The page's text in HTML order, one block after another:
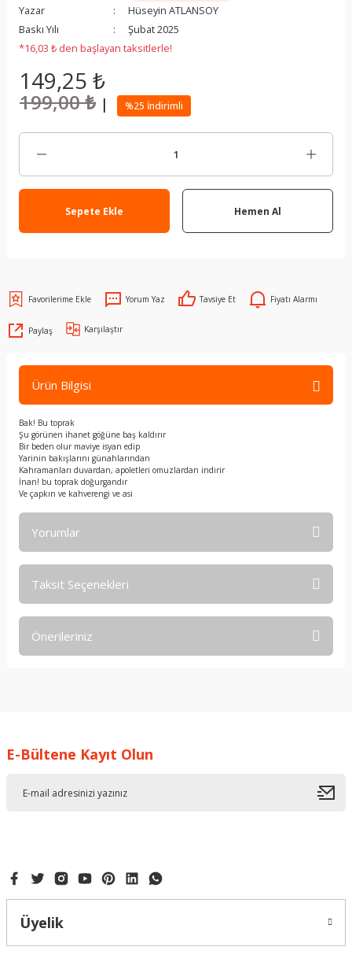
Yazar
Hüseyin ATLANSOY
Baskı Yılı
Şubat 2025
*16,03 ₺ den başlayan taksitlerle!
149,25 ₺
199,00 ₺ | %25 İndirimli
Sepete Ekle Hemen Al
Yorum Yaz Tavsiye Et Fiyatı Alarmı
Paylaş Karşılaştır
Ürün Bilgisi
Bak! Bu toprak
Şu görünen ihanet göğüne baş kaldırır
Bir beden olur maviye isyan edip
Yarinin bakışlarını günahlarından
Kahramanları duvardan, apoletleri omuzlardan indirir
İnan! bu toprak doğurgandır
Ve çapkın ve kahverengi ve asi
Yorumlar
Taksit Seçenekleri
Önerileriniz
Ürün resmi kalitesiz, bozuk veya görüntülenemiyor.
E-Bültene Kayıt Olun
Üyelik